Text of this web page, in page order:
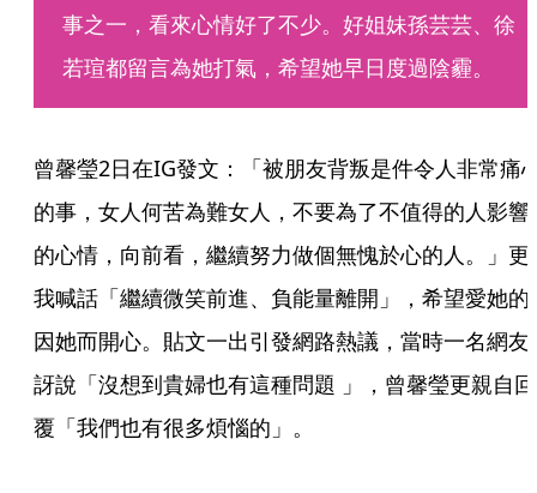
事之一，看來心情好了不少。好姐妹孫芸芸、徐
若瑄都留言為她打氣，希望她早日度過陰霾。
曾馨瑩2日在IG發文：「被朋友背叛是件令人非常痛
的事，女人何苦為難女人，不要為了不值得的人影響
的心情，向前看，繼續努力做個無愧於心的人。」更
我喊話「繼續微笑前進、負能量離開」，希望愛她的
因她而開心。貼文一出引發網路熱議，當時一名網友
訝說「沒想到貴婦也有這種問題 」，曾馨瑩更親自回
覆「我們也有很多煩惱的」。